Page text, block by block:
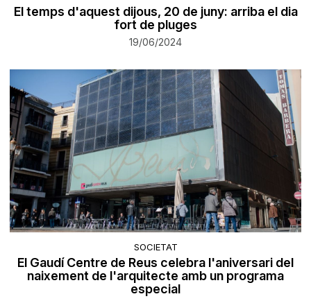
El temps d'aquest dijous, 20 de juny: arriba el dia
fort de pluges
19/06/2024
SOCIETAT
El Gaudí Centre de Reus celebra l'aniversari del
naixement de l'arquitecte amb un programa
especial